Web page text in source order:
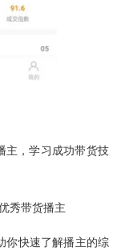
主，学习成功带货技
秀带货播主
你快速了解播主的综